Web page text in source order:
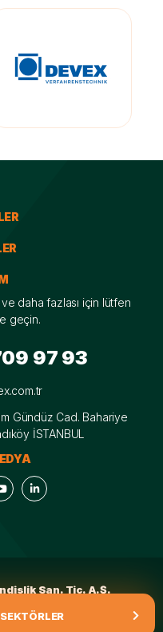
ve daha fazlası için lütfen
geçin.
97 93
Gündüz Cad. Bahariye
İSTANBUL
San. Tic. A.Ş.
Fibex
SEKTÖRLER